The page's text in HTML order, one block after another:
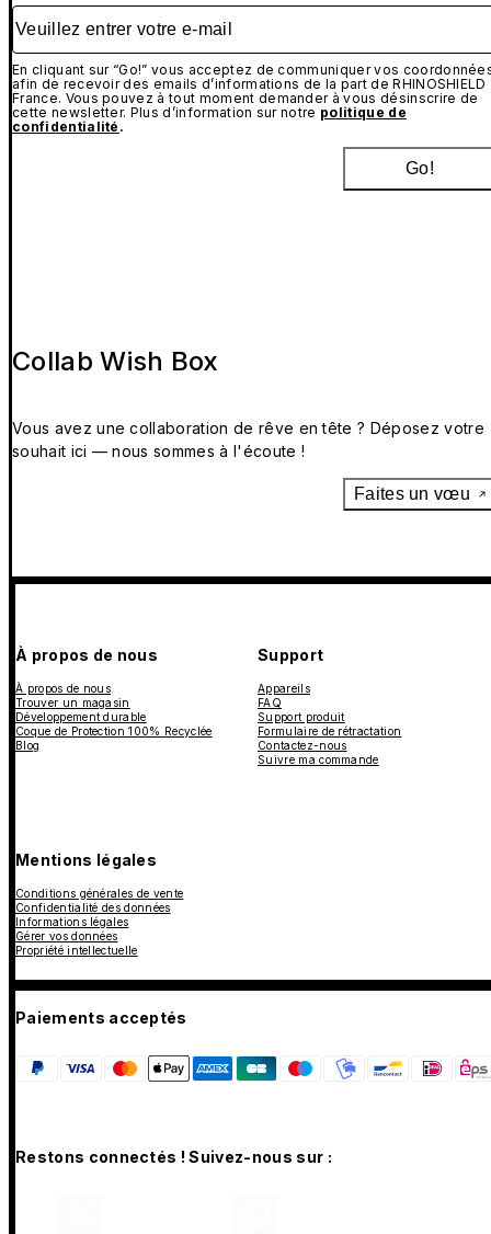
Veuillez entrer votre e-mail
En cliquant sur “Go!” vous acceptez de communiquer vos
afin de recevoir des emails d’informations de la part de RHINOSHIELD
France. Vous pouvez à tout moment demander à vous désinscrire de
cette newsletter. Plus d’information sur notre politique de
confidentialité .
Go!
Collab Wish Box
Vous avez une collaboration de rêve en tête ? Déposez votre
souhait ici — nous sommes à l'écoute !
Faites un vœu
À propos de nous
À propos de nous
Trouver un magasin
Développement durable
Coque de Protection 100% Recyclée
Blog
Support
Appareils
FAQ
Support produit
Formulaire de rétractation
Contactez-nous
Suivre ma commande
Mentions légales
Conditions générales de vente
Confidentialité des données
Informations légales
Gérer vos données
Propriété intellectuelle
Paiements acceptés
Restons connectés ! Suivez-nous sur :